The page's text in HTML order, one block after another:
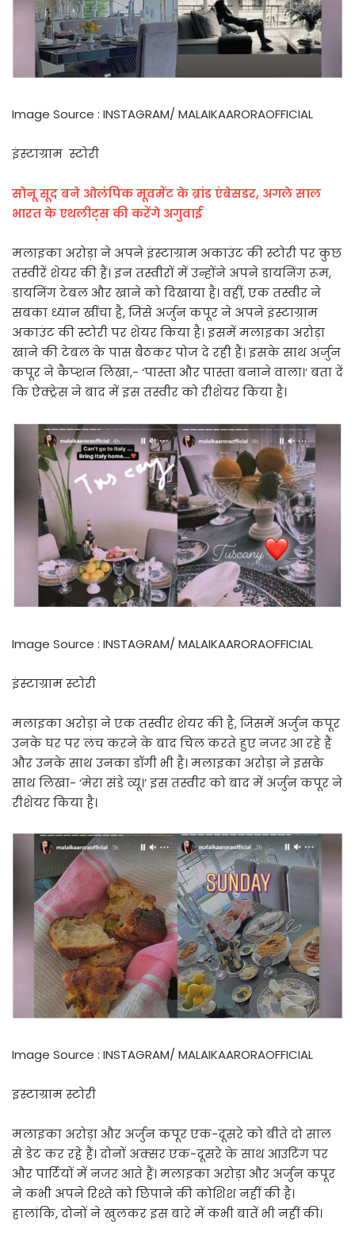
Image Source : INSTAGRAM/ MALAIKAARORAOFFICIAL
इंस्टाग्राम स्टोरी
सोनू सूद बने ओलंपिक मूवमेंट के ब्रांड एंबेसडर, अगले साल
भारत के एथलीट्स की करेंगे अगुवाई
मलाइका अरोड़ा ने अपने इंस्टाग्राम अकाउंट की स्टोरी पर कुछ
तस्वीरें शेयर की हैं। इन तस्वीरों में उन्होंने अपने डायनिंग रूम,
डायनिंग टेबल और खाने को दिखाया है। वहीं, एक तस्वीर ने
सबका ध्यान खींचा है, जिसे अर्जुन कपूर ने अपने इंस्टाग्राम
अकाउंट की स्टोरी पर शेयर किया है। इसमें मलाइका अरोड़ा
खाने की टेबल के पास बैठकर पोज दे रही हैं। इसके साथ अर्जुन
कपूर ने कैप्शन लिखा,- ‘पास्ता और पास्ता बनाने वाला।’ बता दें
कि ऐक्ट्रेस ने बाद में इस तस्वीर को रीशेयर किया है।
Image Source : INSTAGRAM/ MALAIKAARORAOFFICIAL
इंस्टाग्राम स्टोरी
मलाइका अरोड़ा ने एक तस्वीर शेयर की है, जिसमें अर्जुन कपूर
उनके घर पर लंच करने के बाद चिल करते हुए नजर आ रहे हैं
और उनके साथ उनका डॉगी भी है। मलाइका अरोड़ा ने इसके
साथ लिखा- ‘मेरा संडे व्यू।’ इस तस्वीर को बाद में अर्जुन कपूर ने
रीशेयर किया है।
Image Source : INSTAGRAM/ MALAIKAARORAOFFICIAL
इस्टाग्राम स्टोरी
मलाइका अरोड़ा और अर्जुन कपूर एक-दूसरे को बीते दो साल
से डेट कर रहे हैं। दोनों अक्सर एक-दूसरे के साथ आउटिंग पर
और पार्टियों में नजर आते हैं। मलाइका अरोड़ा और अर्जुन कपूर
ने कभी अपने रिश्ते को छिपाने की कोशिश नहीं की है।
हालांकि, दोनों ने खुलकर इस बारे में कभी बातें भी नहीं की।